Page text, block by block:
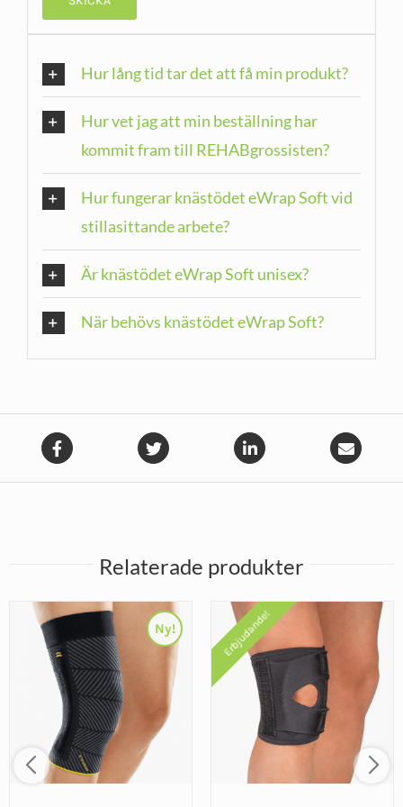
Hur lång tid tar det att få min produkt?
Hur vet jag att min beställning har
kommit fram till REHABgrossisten?
Hur fungerar knästödet eWrap Soft vid
stillasittande arbete?
Är knästödet eWrap Soft unisex?
När behövs knästödet eWrap Soft?
Relaterade produkter
Ny! Erbjudande!